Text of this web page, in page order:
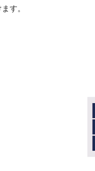
す。